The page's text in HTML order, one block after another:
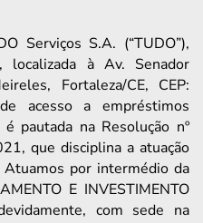
Serviços S.A. (“TUDO”),
localizada à Av. Senador
Fortaleza/CE, CEP:
acesso a empréstimos
pautada na Resolução nº
que disciplina a atuação
por intermédio da
E INVESTIMENTO
com sede na